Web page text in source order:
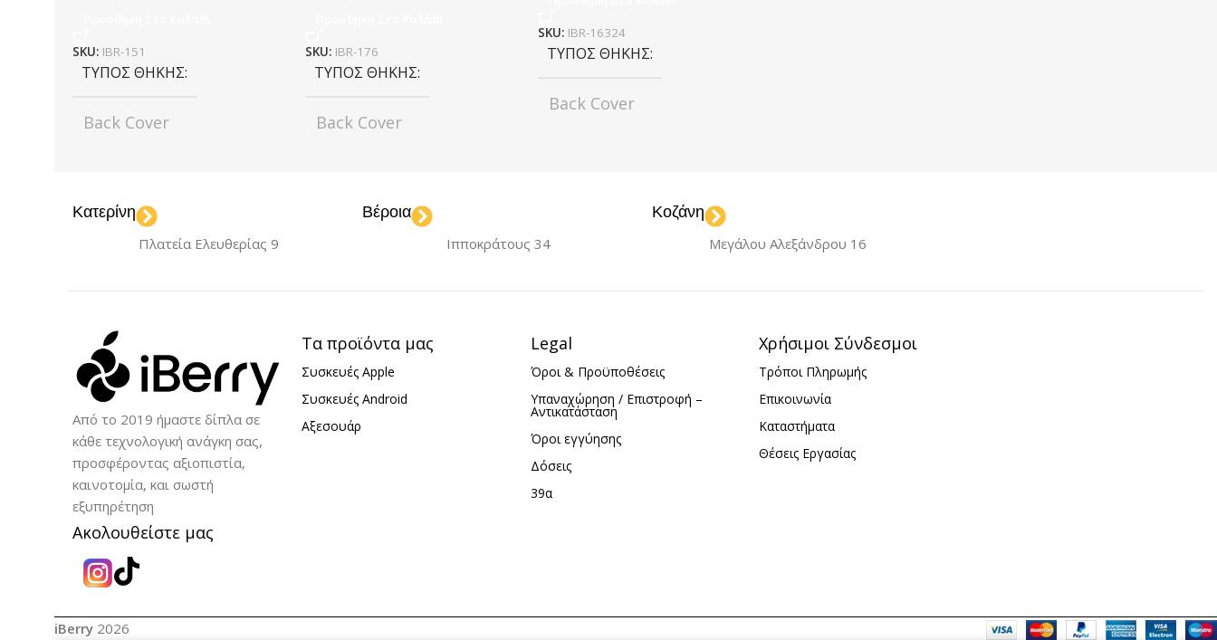
SKU: IBR-151
ΤΎΠΟΣ ΘΉΚΗΣ
Back Cover
ΜΟΝΤΈΛΟ
ΥΛΙΚΌ
SKU: IBR-176
ΤΎΠΟΣ ΘΉΚΗΣ
Back Cover
ΥΛΙΚΌ TPU
SKU: IBR-16324
ΤΎΠΟΣ ΘΉΚΗΣ
Back Cover
Κατερίνη
Πλατεία Ελευθερίας 9
Βέροια
Ιπποκράτους 34
Κοζάνη
Μεγάλου Αλεξάνδρου 16
Από το 2019 ήμαστε δίπλα σε
κάθε τεχνολογική ανάγκη σας,
προσφέροντας αξιοπιστία,
καινοτομία, και σωστή
εξυπηρέτηση
Ακολουθείστε μας
Τα προϊόντα μας
Συσκευές Apple
Συσκευές Android
Αξεσουάρ
Legal
Όροι & Προϋποθέσεις
Υπαναχώρηση / Επιστροφή –
Αντικατάσταση
Όροι εγγύησης
Δόσεις
39α
Χρήσιμοι Σύνδεσμοι
Τρόποι Πληρωμής
Επικοινωνία
Καταστήματα
Θέσεις Εργασίας
iBerry 2026